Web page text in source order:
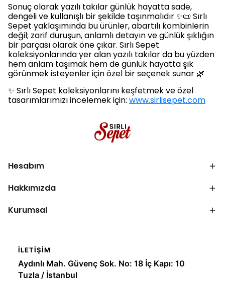
Sonuç olarak yazılı takılar günlük hayatta sade,
dengeli ve kullanışlı bir şekilde taşınmalıdır ✨📜 Sırlı
Sepet yaklaşımında bu ürünler, abartılı kombinlerin
değil; zarif duruşun, anlamlı detayın ve günlük şıklığın
bir parçası olarak öne çıkar. Sırlı Sepet
koleksiyonlarında yer alan yazılı takılar da bu yüzden
hem anlam taşımak hem de günlük hayatta şık
görünmek isteyenler için özel bir seçenek sunar 🌿
✨ Sırlı Sepet koleksiyonlarını keşfetmek ve özel
tasarımlarımızı incelemek için: www.sirlisepet.com
Hesabım
Hakkımızda
Kurumsal
İLETIŞIM
Aydınlı Mah. Güvenç Sok. No: 18 İç Kapı: 10
Tuzla / İstanbul